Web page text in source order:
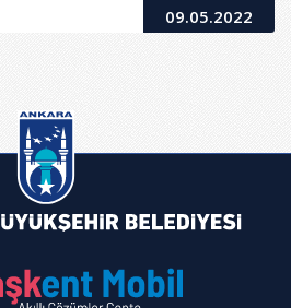
09.05.2022